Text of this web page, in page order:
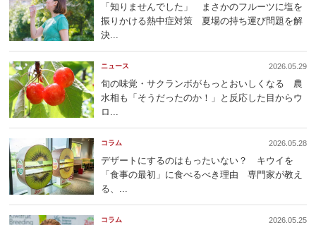
「知りませんでした」 まさかのフルーツに塩を
振りかける熱中症対策 夏場の持ち運び問題を解
決...
ニュース 2026.05.29
旬の味覚・サクランボがもっとおいしくなる 農
水相も「そうだったのか！」と反応した目からウ
ロ...
コラム 2026.05.28
デザートにするのはもったいない？ キウイを
「食事の最初」に食べるべき理由 専門家が教え
る、...
コラム 2026.05.25